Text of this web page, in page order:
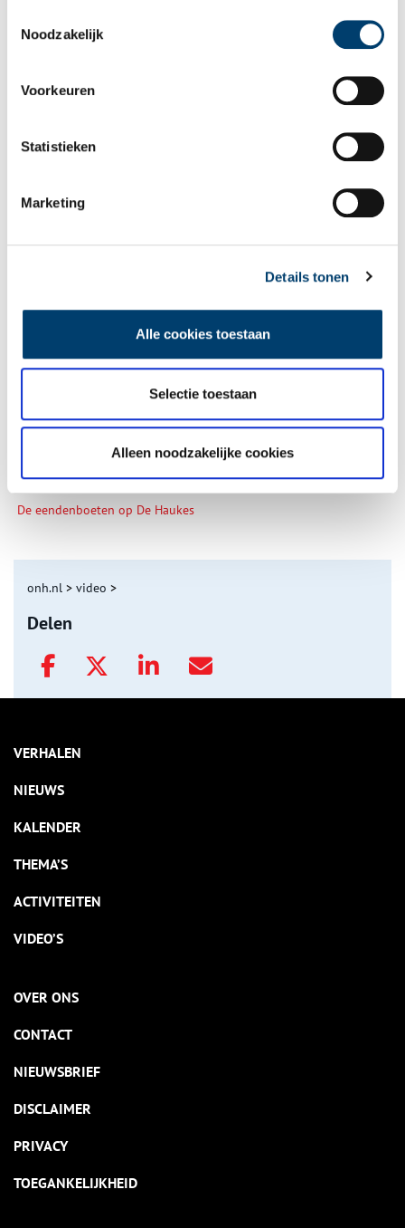
Noodzakelijk
Voorkeuren
Statistieken
Marketing
Details tonen
Alle cookies toestaan
Selectie toestaan
Alleen noodzakelijke cookies
Een jaar rond in de Eendenkooi ’t Zand
Tien verdwenen pretparken
De eendenboeten op De Haukes
onh.nl > video >
Delen
VERHALEN
NIEUWS
KALENDER
THEMA’S
ACTIVITEITEN
VIDEO’S
OVER ONS
CONTACT
NIEUWSBRIEF
DISCLAIMER
PRIVACY
TOEGANKELIJKHEID